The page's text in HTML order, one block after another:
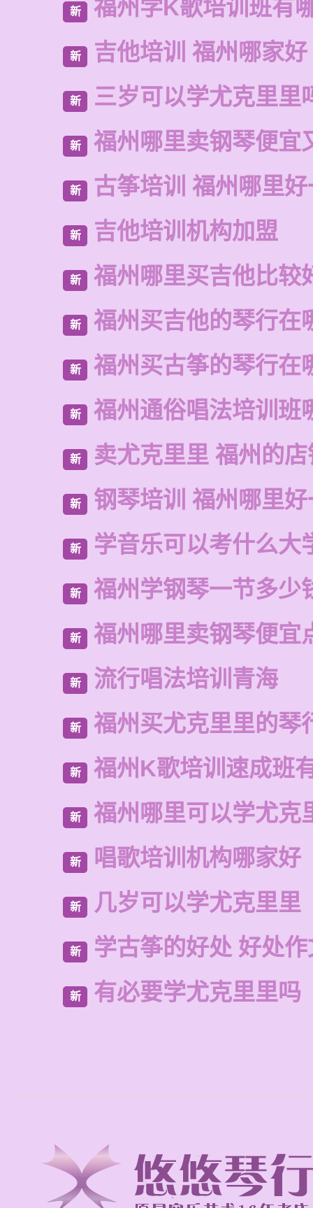
新 福州学K歌培训班有
新 吉他培训 福州哪家好
新 三岁可以学尤克里里
新 福州哪里卖钢琴便宜
新 古筝培训 福州哪里
新 吉他培训机构加盟
新 福州哪里买吉他比较
新 福州买吉他的琴行在
新 福州买古筝的琴行在
新 福州通俗唱法培训班
新 卖尤克里里 福州的
新 钢琴培训 福州哪里
新 学音乐可以考什么大
新 福州学钢琴一节多少
新 福州哪里卖钢琴便宜
新 流行唱法培训青海
新 福州买尤克里里的琴
新 福州K歌培训速成班
新 福州哪里可以学尤克
新 唱歌培训机构哪家好
新 几岁可以学尤克里里
新 学古筝的好处 好处作
新 有必要学尤克里里吗